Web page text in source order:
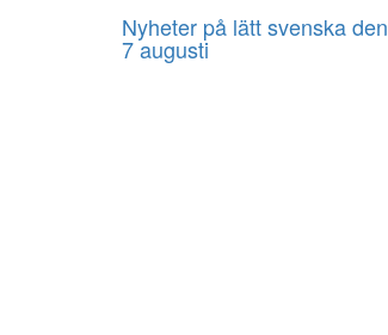
Nyheter på lätt svenska den
7 augusti